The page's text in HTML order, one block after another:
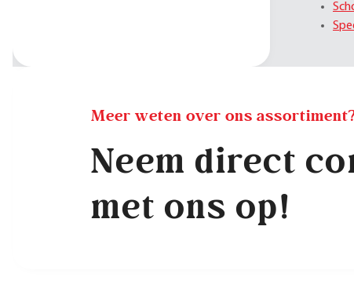
Meer weten over ons
Neem direct
met ons op!